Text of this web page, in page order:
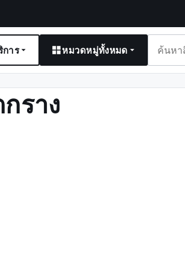
การ หมวดหมู่ทั้งหมด
และ
บทความ
ราง